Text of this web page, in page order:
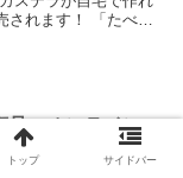
！ 「たべっ
品のオンライン
ら？攻略方法を
トップ サイドバー